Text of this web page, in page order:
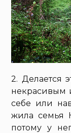
2. Делается
некрасивым
себе или
жила семья
потому у